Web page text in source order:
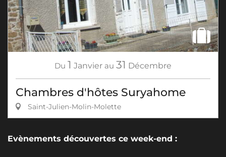
Du 1 Janvier au 31 Décembre
Chambres d'hôtes Suryahome
Saint-Julien-Molin-Molette
Evènements découvertes ce week-end :